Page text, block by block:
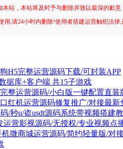
站，本站将及时予与删除并致以最深的歉意
,请24小时内删除!使用者搭建运营触犯法律,
H5完整运营源码下载/可封装APP
据库+客户端 共15子游戏
整运营源码/小白版一键配置直
口红机运营源码修复推广/对接最
/秒u/盗usdt源码系统带视频搭建
运营影视源码/无授权/专业视频
机微商城运营源码/简约轻量版/